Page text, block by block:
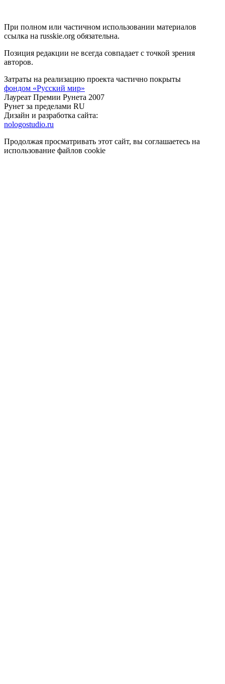
При полном или частичном использовании материалов
ссылка на russkie.org обязательна.
Позиция редакции не всегда совпадает с точкой зрения
авторов.
Затраты на реализацию проекта частично покрыты
фондом «Русский мир»
Лауреат Премии Рунета 2007
Рунет за пределами RU
Дизайн и разработка сайта:
nologostudio.ru
Продолжая просматривать этот сайт, вы соглашаетесь на
использование файлов cookie